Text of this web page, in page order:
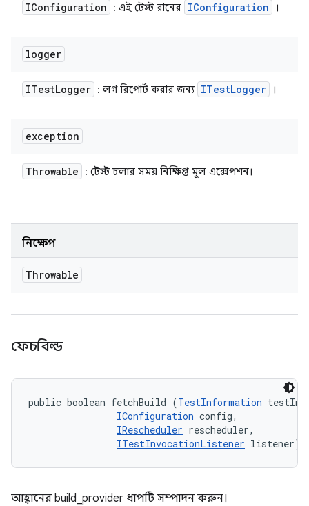
IConfiguration : এই টেস্ট রানের IConfiguration ।
logger
ITestLogger : লগ রিপোর্ট করার জন্য ITestLogger ।
exception
Throwable : টেস্ট চলার সময় নিক্ষিপ্ত মূল এক্সেপশন।
নিক্ষেপ
Throwable
ফেচবিল্ড
public boolean fetchBuild (TestInformation
IConfiguration config,
IRescheduler rescheduler,
ITestInvocationListener listener)
আহ্বানের build_provider ধাপটি সম্পাদন করুন।